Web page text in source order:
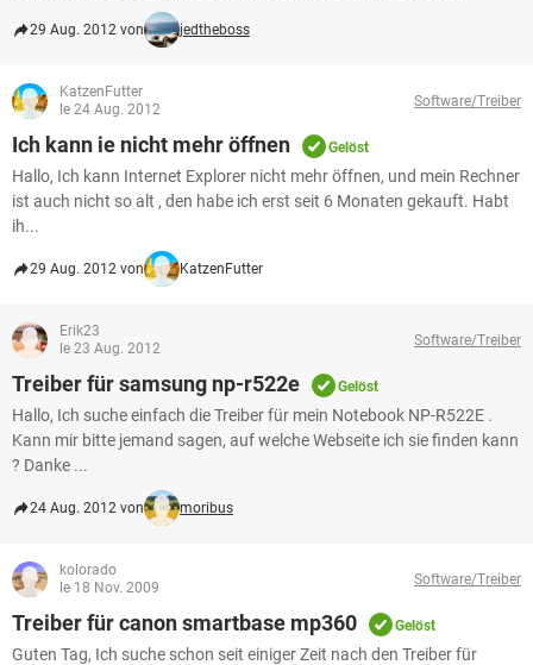
29 Aug. 2012 von jedtheboss
KatzenFutter
le 24 Aug. 2012
Software/Treiber
Ich kann ie nicht mehr öffnen Gelöst
Hallo, Ich kann Internet Explorer nicht mehr öffnen, und mein Rechner
ist auch nicht so alt , den habe ich erst seit 6 Monaten gekauft. Habt
ih...
29 Aug. 2012 von KatzenFutter
Erik23
le 23 Aug. 2012
Software/Treiber
Treiber für samsung np-r522e Gelöst
Hallo, Ich suche einfach die Treiber für mein Notebook NP-R522E .
Kann mir bitte jemand sagen, auf welche Webseite ich sie finden kann
? Danke ...
24 Aug. 2012 von moribus
kolorado
le 18 Nov. 2009
Software/Treiber
Treiber für canon smartbase mp360 Gelöst
Guten Tag, Ich suche schon seit einiger Zeit nach den Treiber für